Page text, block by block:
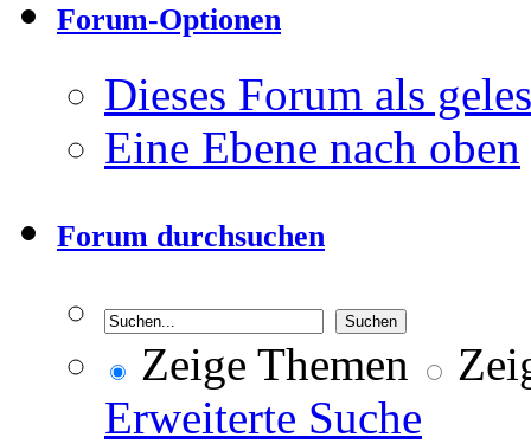
Forum-Optionen
Dieses Forum als
Eine Ebene nach oben
Forum durchsuchen
Zeige Themen
Erweiterte Suche